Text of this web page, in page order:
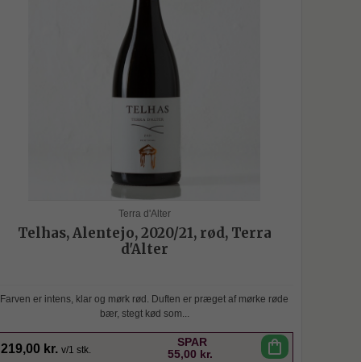
Terra d'Alter
Telhas, Alentejo, 2020/21, rød, Terra
d'Alter
Farven er intens, klar og mørk rød. Duften er præget af mørke røde
bær, stegt kød som...
219,00 kr. v/1 stk.
SPAR
55,00 kr.
shopping_bag